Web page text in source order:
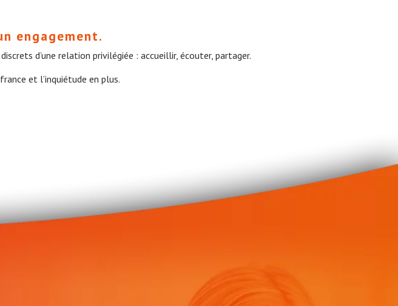
engagement.
d’une relation privilégiée : accueillir, écouter, partager.
et l’inquiétude en plus.